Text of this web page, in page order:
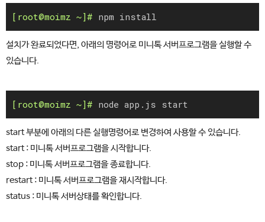
npm install
설치가 완료되었다면, 아래의 명령어로 미니톡 서버프로그램을 실행할 수
있습니다.
node app.js start
start 부분에 아래의 다른 실행명령어로 변경하여 사용할 수 있습니다.
start : 미니톡 서버프로그램을 시작합니다.
stop : 미니톡 서버프로그램을 종료합니다.
restart : 미니톡 서버프로그램을 재시작합니다.
status : 미니톡 서버상태를 확인합니다.